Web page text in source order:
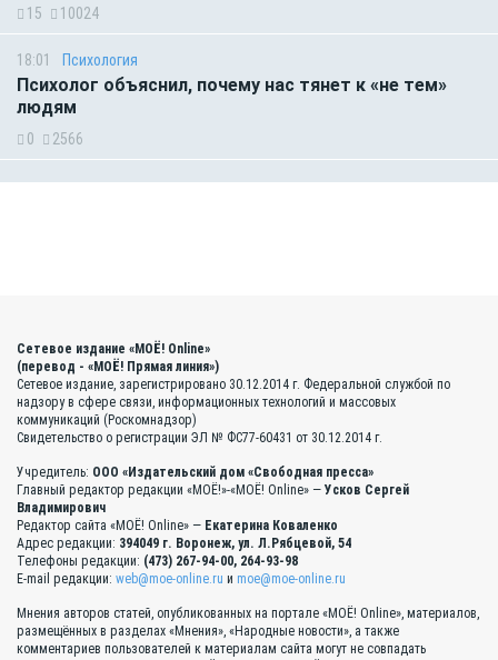
15 10024
18:01 Психология
Психолог объяснил, почему нас тянет к «не тем»
людям
0 2566
Сетевое издание «МОЁ! Online»
(перевод - «МОЁ! Прямая линия»)
Сетевое издание, зарегистрировано 30.12.2014 г. Федеральной службой по
надзору в сфере связи, информационных технологий и массовых
коммуникаций (Роскомнадзор)
Свидетельство о регистрации ЭЛ № ФС77-60431 от 30.12.2014 г.
Учредитель: ООО «Издательский дом «Свободная пресса»
Главный редактор редакции «МОЁ!»-«МОЁ! Online» — Усков Сергей
Владимирович
Редактор сайта «МОЁ! Online» — Екатерина Коваленко
Адрес редакции: 394049 г. Воронеж, ул. Л.Рябцевой, 54
Телефоны редакции: (473) 267-94-00, 264-93-98
E-mail редакции: web@moe-online.ru и moe@moe-online.ru
Мнения авторов статей, опубликованных на портале «МОЁ! Online», материалов,
размещённых в разделах «Мнения», «Народные новости», а также
комментариев пользователей к материалам сайта могут не совпадать